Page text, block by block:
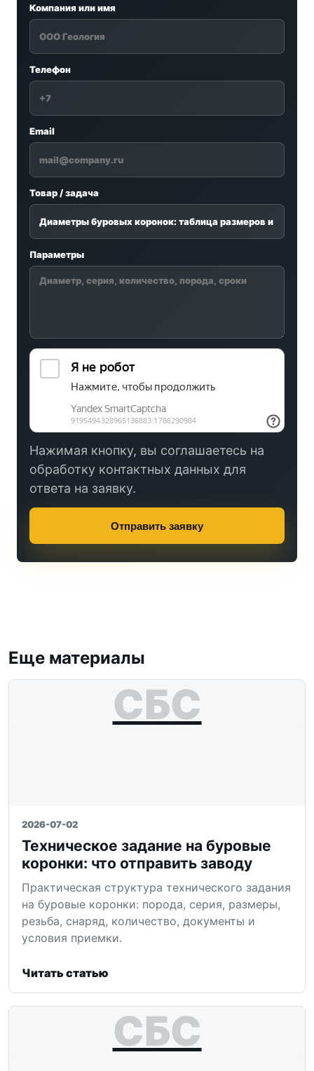
Компания или имя
Телефон
Email
Товар / задача
Параметры
Нажимая кнопку, вы соглашаетесь на
обработку контактных данных для
ответа на заявку.
Отправить заявку
Еще материалы
СБС
2026-07-02
Техническое задание на буровые
коронки: что отправить заводу
Практическая структура технического задания
на буровые коронки: порода, серия, размеры,
резьба, снаряд, количество, документы и
условия приемки.
Читать статью
СБС